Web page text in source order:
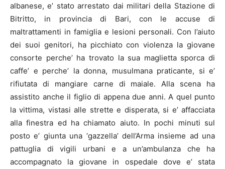
albanese, e’ stato arrestato dai militari della Stazione di
Bitritto, in provincia di Bari, con le accuse di
maltrattamenti in famiglia e lesioni personali. Con l’aiuto
dei suoi genitori, ha picchiato con violenza la giovane
consorte perche’ ha trovato la sua maglietta sporca di
caffe’ e perche’ la donna, musulmana praticante, si e’
rifiutata di mangiare carne di maiale. Alla scena ha
assistito anche il figlio di appena due anni. A quel punto
la vittima, vistasi alle strette e disperata, si e’ affacciata
alla finestra ed ha chiamato aiuto. In pochi minuti sul
posto e’ giunta una ‘gazzella’ dell’Arma insieme ad una
pattuglia di vigili urbani e a un’ambulanza che ha
accompagnato la giovane in ospedale dove e’ stata